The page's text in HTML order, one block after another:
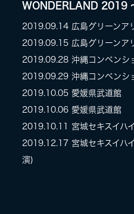
WONDERLAND 2019
2019.09.14 広島グリーンア
2019.09.15 広島グリーンア
2019.09.28 沖縄コンベンシ
2019.09.29 沖縄コンベンシ
2019.10.05 愛媛県武道館
2019.10.06 愛媛県武道館
2019.10.11 宮城セキスイハ
2019.12.17 宮城セキスイハ
演)